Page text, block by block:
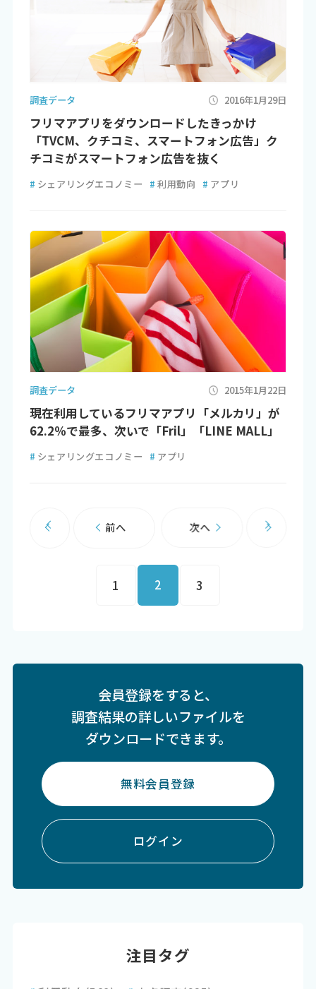
調査データ 2016年1月29日
フリマアプリをダウンロードしたきっかけ
「TVCM、クチコミ、スマートフォン広告」ク
チコミがスマートフォン広告を抜く
# シェアリングエコノミー # 利用動向 # アプリ
調査データ 2015年1月22日
現在利用しているフリマアプリ「メルカリ」が
62.2％で最多、次いで「Fril」「LINE MALL」
# シェアリングエコノミー # アプリ
前へ
1 2 3
次へ
会員登録をすると、
調査結果の詳しいファイルを
ダウンロードできます。
無料会員登録
ログイン
注目タグ